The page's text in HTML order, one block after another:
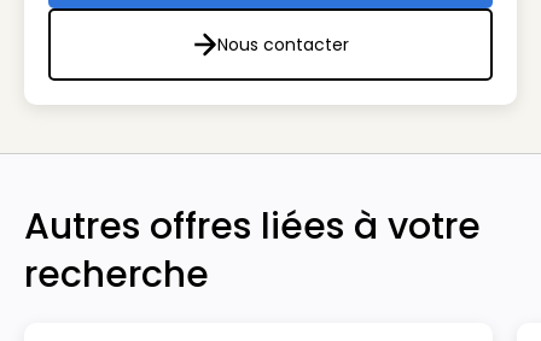
Nous contacter
Nous contacter
Autres offres liées à votre
recherche